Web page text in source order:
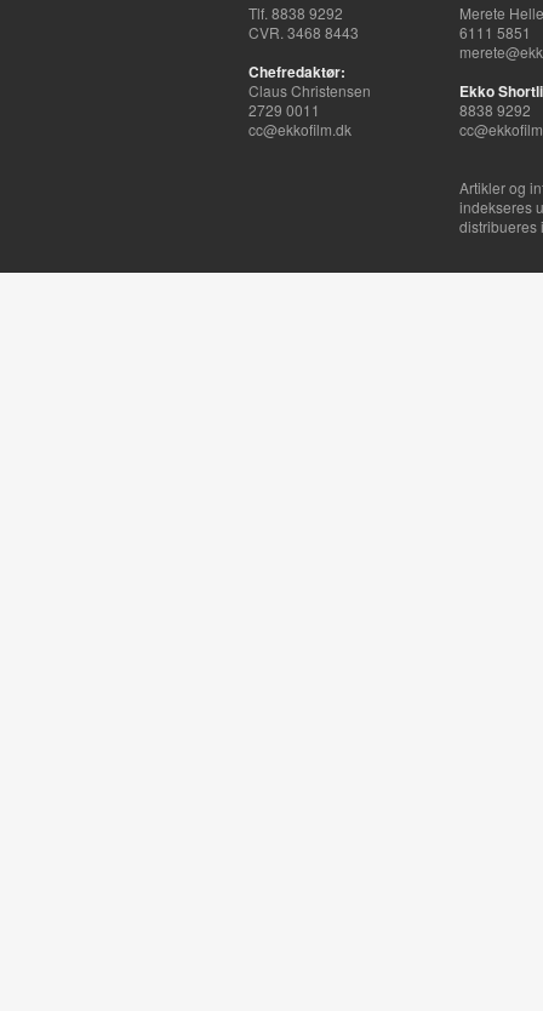
Tlf. 8838 9292
CVR. 3468 8443
Chefredaktør:
Claus Christensen
2729 0011
cc@ekkofilm.dk
Merete
6111 5851
Ekko
8838 9292
Artikler og
indekseres
distribueres